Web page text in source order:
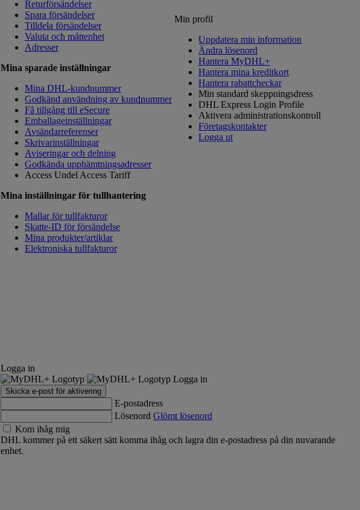
Returförsändelser
Spara försändelser
Tilldela försändelser
Valuta och måttenhet
Adresser
Mina sparade inställningar
Mina DHL-kundnummer
Godkänd användning av kundnummer
Få tillgång till eSecure
Emballageinställningar
Avsändarreferenser
Skrivarinställningar
Aviseringar och delning
Godkända upphämtningsadresser
Access Undel Access Tariff
Mina inställningar för tullhantering
Mallar för tullfakturor
Skatte-ID för försändelse
Mina produkter/artiklar
Elektroniska tullfakturor
Min profil
Uppdatera min information
Ändra lösenord
Hantera MyDHL+
Hantera mina kreditkort
Hantera rabattcheckar
Min standard skeppningsdress
DHL Express Login Profile
Aktivera administrationskontroll
Företagskontakter
Logga ut
Logga in
Logga in
Skicka e-post för aktivering
E-postadress
Lösenord Glömt lösenord
Kom ihåg mig
DHL kommer på ett säkert sätt komma ihåg och lagra din e-postadress på din nuvarande
enhet.